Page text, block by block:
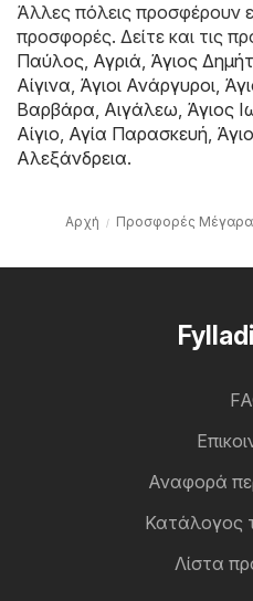
Άλλες πόλεις προσφέρουν
προσφορές. Δείτε και τις
Παύλος, Αγριά, Άγιος
Αίγινα, Άγιοι Ανάργυροι,
Βαρβάρα, Αιγάλεω, Άγιος
Αίγιο, Αγία Παρασκευή,
Αλεξάνδρεια.
Αρχή Προσφορές Μέγαρα
Αναφορά
Κατάλογος
Λίστα